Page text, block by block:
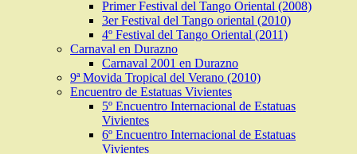
Primer Festival del Tango Oriental (2008)
3er Festival del Tango oriental (2010)
4º Festival del Tango Oriental (2011)
Carnaval en Durazno
Carnaval 2001 en Durazno
9ª Movida Tropical del Verano (2010)
Encuentro de Estatuas Vivientes
5º Encuentro Internacional de Estatuas
Vivientes
6º Encuentro Internacional de Estatuas
Vivientes